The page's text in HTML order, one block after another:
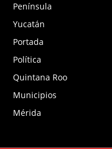
Península
Yucatán
Portada
Política
Quintana Roo
Municipios
Mérida